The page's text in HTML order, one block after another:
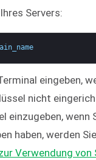
Servers:
eingeben,
nicht
einzugeben,
haben, werden
Verwendung von